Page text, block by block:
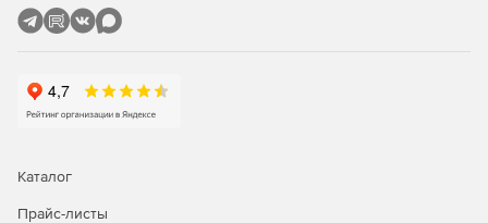
Каталог
Прайс-листы